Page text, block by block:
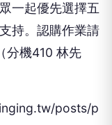
一起優先選擇五
持。認購作業請
分機410 林先
posts/p